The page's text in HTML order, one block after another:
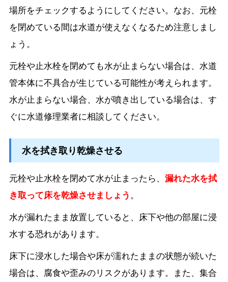
場所をチェックするようにしてください。なお、元栓
を閉めている間は水道が使えなくなるため注意しまし
ょう。
元栓や止水栓を閉めても水が止まらない場合は、水道
管本体に不具合が生じている可能性が考えられます。
水が止まらない場合、水が噴き出している場合は、す
ぐに水道修理業者に相談してください。
水を拭き取り乾燥させる
元栓や止水栓を閉めて水が止まったら、 漏れた水を拭
き取って床を乾燥させましょう。
水が漏れたまま放置していると、床下や他の部屋に浸
水する恐れがあります。
床下に浸水した場合や床が濡れたままの状態が続いた
場合は、腐食や歪みのリスクがあります。また、集合